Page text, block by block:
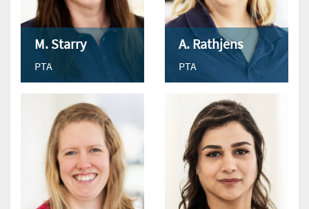
M. Starry
PTA
A. Rathjens
PTA